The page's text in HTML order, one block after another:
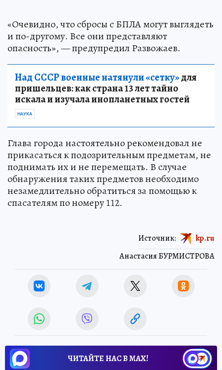
«Очевидно, что сбросы с БПЛА могут выглядеть
и по-другому. Все они представляют
опасность», — предупредил Развожаев.
Над СССР военные натянули «сетку»для
пришельцев: как страна 13 лет тайно
искала и изучала инопланетных гостей
НАУКА
Глава города настоятельно рекомендовал не
прикасаться к подозрительным предметам, не
поднимать их и не перемещать. В случае
обнаружения таких предметов необходимо
незамедлительно обратиться за помощью к
спасателям по номеру 112.
Анастасия БУРМИСТРОВА
Источник: kp.ru
ЧИТАЙТЕ НАС В МАХ!